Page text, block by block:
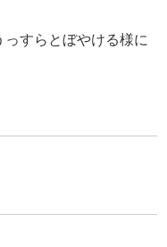
すらとぼやける様に
(溶接ではありませ
しています。